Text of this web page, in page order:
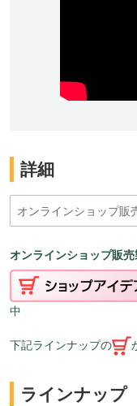
詳細
オンラインショップ販
中
下記ラインナップの
ラインナップ